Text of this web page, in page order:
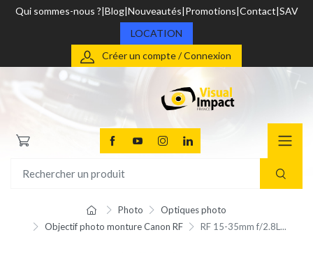
Qui sommes-nous ? Blog Nouveautés Promotions Contact SAV
LOCATION
Créer un compte / Connexion
Photo
Optiques photo
Objectif photo monture Canon RF
RF 15-35mm f/2.8L...